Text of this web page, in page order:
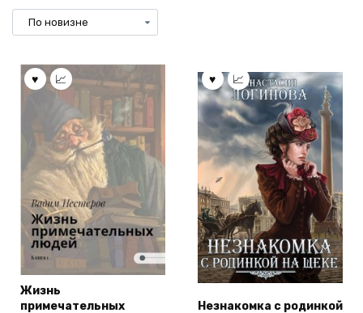
Жизнь
примечательных
Незнакомка с родинкой